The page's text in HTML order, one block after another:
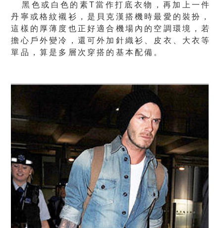
黑色或白色的素T當作打底衣物，再加上一件
丹寧或格紋襯衫，是貝克漢搭機時最愛的裝扮，
這樣的厚薄度也正好適合機場內的空調環境，若
擔心戶外變冷，還可外加針織衫、皮衣、大衣等
單品，算是多層次穿搭的基本配備。